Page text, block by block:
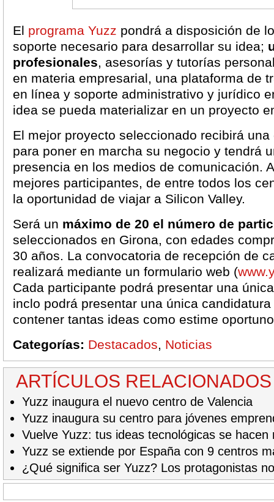
El programa Yuzz pondrá a disposición de
soporte necesario para desarrollar su idea;
profesionales, asesorías y tutorías
en materia empresarial, una plataforma de
en línea y soporte administrativo y jurídico
idea se pueda materializar en un proyecto
El mejor proyecto seleccionado recibirá
para poner en marcha su negocio y tendrá
presencia en los medios de comunicación.
mejores participantes, de entre todos los
la oportunidad de viajar a Silicon Valley.
Será un máximo de 20 el número de
seleccionados en Girona, con edades
30 años. La convocatoria de recepción de
realizará mediante un formulario web (
Cada participante podrá presentar una
inclo podrá presentar una única
contener tantas ideas como estime
Categorías: Destacados, Noticias
ARTÍCULOS RELACIONADOS
Yuzz inaugura el nuevo centro de Valencia
Yuzz inaugura su centro para jóvenes
Vuelve Yuzz: tus ideas tecnológicas se hacen
Yuzz se extiende por España con 9 centros
¿Qué significa ser Yuzz? Los protagonistas